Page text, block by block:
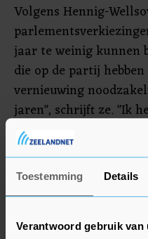
Toestemming Details
Verantwoord gebruik van
Volgens Hennig-
jaar te weinig kunnen
die op de partij
vernieuwing
jaren", schrijft ze. "Ik
te dragen. Tot nu toe
gekomen als ik denk
Bondsdag heeft Die